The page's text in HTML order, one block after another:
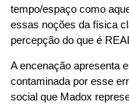
tempo/espaço como
essas noções da física
percepção do que é
A encenação apresenta
contaminada por esse
social que Madox